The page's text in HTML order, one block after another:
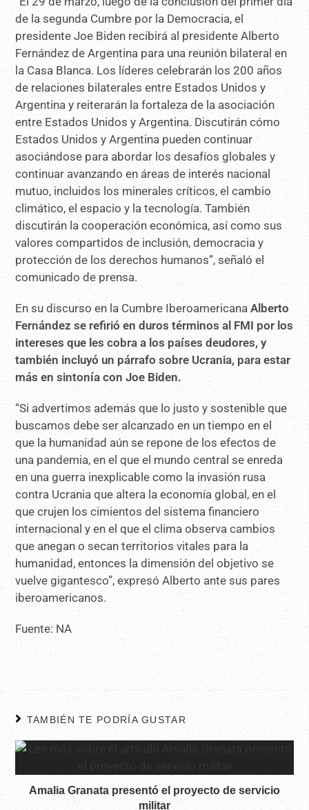
de la segunda Cumbre por la Democracia, el
presidente Joe Biden recibirá al presidente Alberto
Fernández de Argentina para una reunión bilateral en
la Casa Blanca. Los líderes celebrarán los 200 años
de relaciones bilaterales entre Estados Unidos y
Argentina y reiterarán la fortaleza de la asociación
entre Estados Unidos y Argentina. Discutirán cómo
Estados Unidos y Argentina pueden continuar
asociándose para abordar los desafíos globales y
continuar avanzando en áreas de interés nacional
mutuo, incluidos los minerales críticos, el cambio
climático, el espacio y la tecnología. También
discutirán la cooperación económica, así como sus
valores compartidos de inclusión, democracia y
protección de los derechos humanos”, señaló el
comunicado de prensa.
En su discurso en la Cumbre IberoamericanaAlberto
Fernández se refirió en duros términos al FMI por los
intereses que les cobra a los países deudores, y
también incluyó un párrafo sobre Ucrania, para estar
más en sintonía con Joe Biden.
“Si advertimos además que lo justo y sostenible que
buscamos debe ser alcanzado en un tiempo en el
que la humanidad aún se repone de los efectos de
una pandemia, en el que el mundo central se enreda
en una guerra inexplicable como la invasión rusa
contra Ucrania que altera la economía global, en el
que crujen los cimientos del sistema financiero
internacional y en el que el clima observa cambios
que anegan o secan territorios vitales para la
humanidad, entonces la dimensión del objetivo se
vuelve gigantesco”, expresó Alberto ante sus pares
iberoamericanos.
Fuente: NA
TAMBIÉN TE PODRÍA GUSTAR
Amalia Granata presentó el proyecto de servicio
militar